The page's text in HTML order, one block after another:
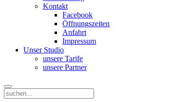
Kontakt
Facebook
Öffnungszeiten
Anfahrt
Impressum
Unser Studio
unsere Tarife
unsere Partner